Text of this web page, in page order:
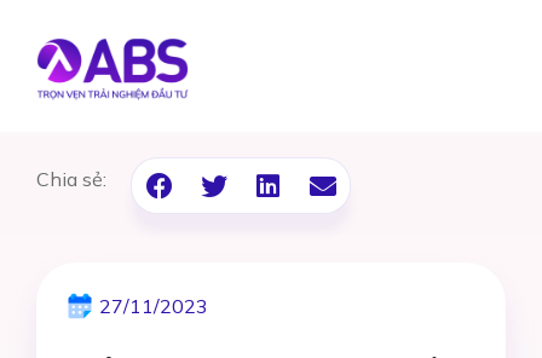
Chia sẻ:
27/11/2023